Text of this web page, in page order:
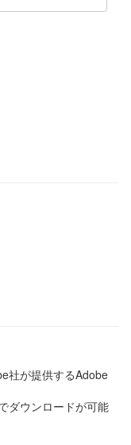
社が提供するAdobe
ダウンロードが可能